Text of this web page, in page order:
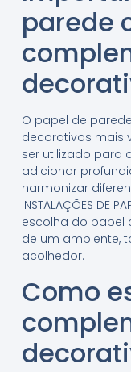
parede
O papel de
decorativos mais
ser utilizado para
adicionar
harmonizar
INSTALAÇÕES DE
escolha do papel
de um ambiente,
acolhedor.
Como